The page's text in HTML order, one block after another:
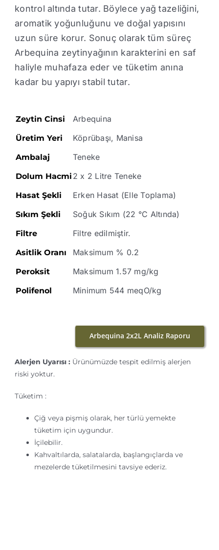
kontrol altında tutar. Böylece yağ tazeliğini,
aromatik yoğunluğunu ve doğal yapısını
uzun süre korur. Sonuç olarak tüm süreç
Arbequina zeytinyağının karakterini en saf
haliyle muhafaza eder ve tüketim anına
kadar bu yapıyı stabil tutar.
Zeytin Cinsi Arbequina
Üretim Yeri Köprübaşı, Manisa
Ambalaj Teneke
Dolum Hacmi 2 x 2 Litre Teneke
Hasat Şekli Erken Hasat (Elle Toplama)
Sıkım Şekli Soğuk Sıkım (22 °C Altında)
Filtre Filtre edilmiştir.
Asitlik Oranı Maksimum % 0.2
Peroksit Maksimum 1.57 mg/kg
Polifenol Minimum 544 meqO/kg
Arbequina 2x2L Analiz Raporu
Alerjen Uyarısı :Ürünümüzde tespit edilmiş alerjen
riski yoktur.
Tüketim :
Çiğ veya pişmiş olarak, her türlü yemekte
tüketim için uygundur.
İçilebilir.
Kahvaltılarda, salatalarda, başlangıçlarda ve
mezelerde tüketilmesini tavsiye ederiz.